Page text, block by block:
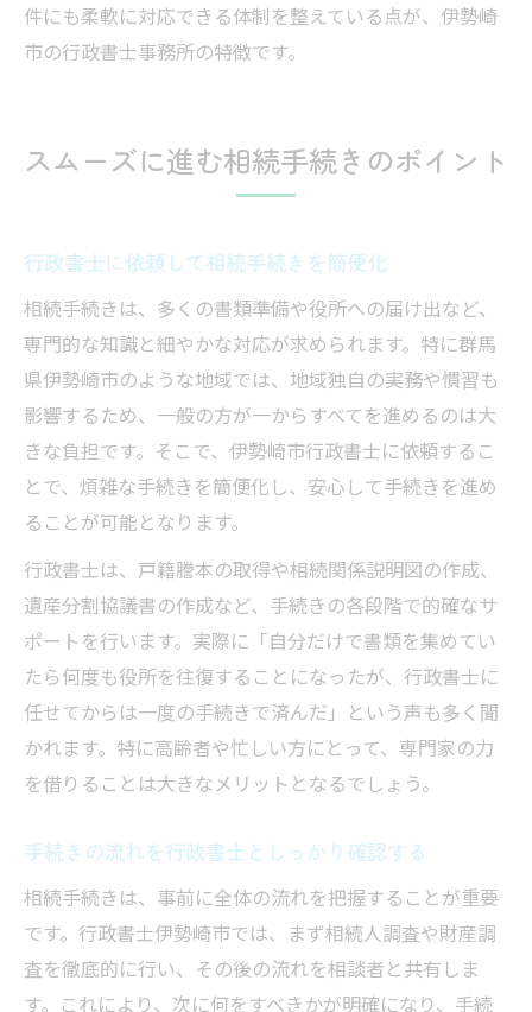
件にも柔軟に対応できる体制を整えている点が、伊勢崎
市の行政書士事務所の特徴です。
スムーズに進む相続手続きのポイント
行政書士に依頼して相続手続きを簡便化
相続手続きは、多くの書類準備や役所への届け出など、
専門的な知識と細やかな対応が求められます。特に群馬
県伊勢崎市のような地域では、地域独自の実務や慣習も
影響するため、一般の方が一からすべてを進めるのは大
きな負担です。そこで、伊勢崎市行政書士に依頼するこ
とで、煩雑な手続きを簡便化し、安心して手続きを進め
ることが可能となります。
行政書士は、戸籍謄本の取得や相続関係説明図の作成、
遺産分割協議書の作成など、手続きの各段階で的確なサ
ポートを行います。実際に「自分だけで書類を集めてい
たら何度も役所を往復することになったが、行政書士に
任せてからは一度の手続きで済んだ」という声も多く聞
かれます。特に高齢者や忙しい方にとって、専門家の力
を借りることは大きなメリットとなるでしょう。
手続きの流れを行政書士としっかり確認する
相続手続きは、事前に全体の流れを把握することが重要
です。行政書士伊勢崎市では、まず相続人調査や財産調
査を徹底的に行い、その後の流れを相談者と共有しま
す。これにより、次に何をすべきかが明確になり、手続